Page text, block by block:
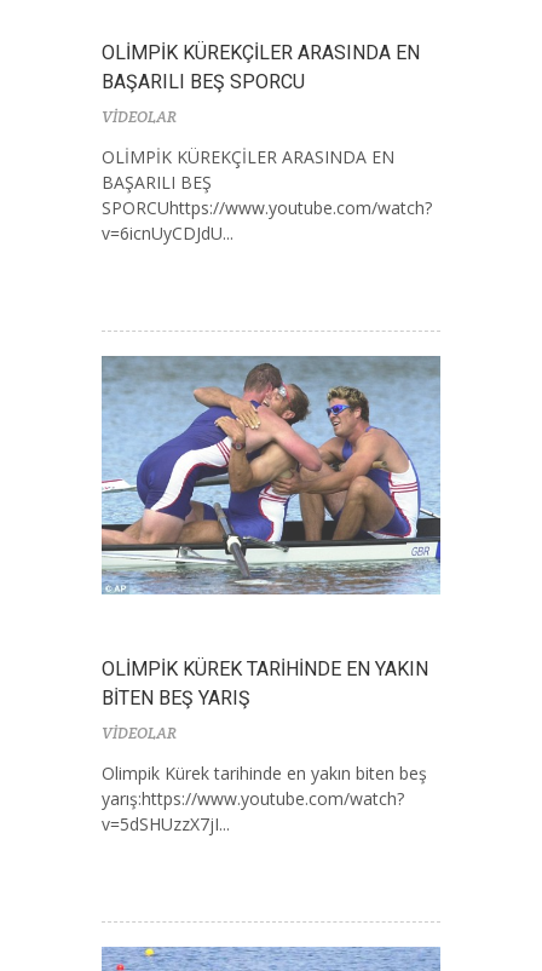
OLİMPİK KÜREKÇİLER ARASINDA EN
BAŞARILI BEŞ SPORCU
VİDEOLAR
OLİMPİK KÜREKÇİLER ARASINDA EN
BAŞARILI BEŞ
SPORCUhttps://www.youtube.com/watch?
v=6icnUyCDJdU...
OLİMPİK KÜREK TARİHİNDE EN YAKIN
BİTEN BEŞ YARIŞ
VİDEOLAR
Olimpik Kürek tarihinde en yakın biten beş
yarış:https://www.youtube.com/watch?
v=5dSHUzzX7jI...